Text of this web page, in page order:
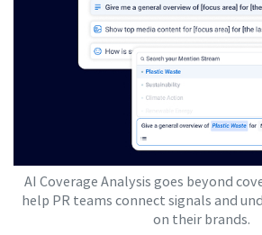
AI Coverage Analysis goes beyond
help PR teams connect signals and
on their brands.